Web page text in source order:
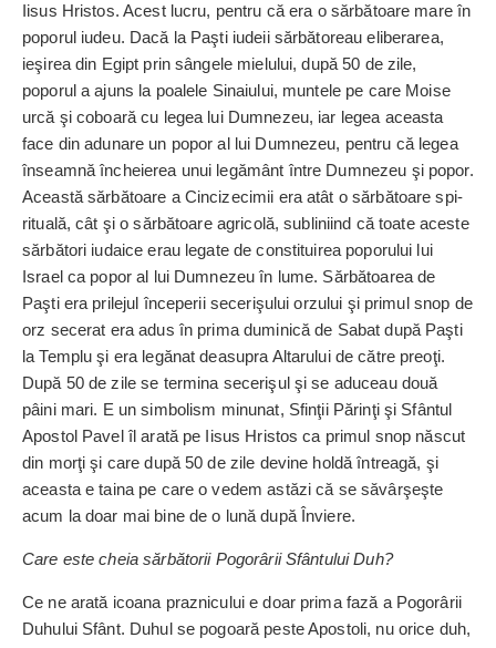
Iisus Hristos. Acest lucru, pentru că era o săr­bă­toare mare în
poporul iudeu. Dacă la Paşti iudeii sărbătoreau eliberarea,
ieşirea din Egipt prin sângele mielului, după 50 de zile,
poporul a ajuns la poalele Sinaiului, muntele pe care Moise
urcă şi coboară cu legea lui Dumnezeu, iar legea aceasta
face din adunare un popor al lui Dumnezeu, pentru că legea
înseamnă încheierea unui legă­mânt între Dum­nezeu şi popor.
Această săr­bă­toare a Cincizecimii era atât o sărbătoare spi­
rituală, cât şi o sărbătoare agri­colă, subliniind că toate aceste
sărbători iudaice erau legate de constituirea poporului lui
Israel ca popor al lui Dumnezeu în lume. Sărbătoarea de
Paşti era prilejul începerii secerişului orzului şi primul snop de
orz secerat era adus în prima dumi­nică de Sabat după Paşti
la Templu şi era legănat deasupra Altarului de către preoţi.
După 50 de zile se termina secerişul şi se aduceau două
pâini mari. E un simbolism minunat, Sfinţii Părinţi şi Sfântul
Apostol Pavel îl arată pe Iisus Hristos ca primul snop născut
din morţi şi care după 50 de zile devine holdă întreagă, şi
aceasta e taina pe care o vedem astăzi că se săvâr­şeşte
acum la doar mai bine de o lună după Înviere.
Care este cheia sărbătorii Pogorârii Sfântului Duh?
Ce ne arată icoana praznicului e doar prima fază a Pogorârii
Duhului Sfânt. Duhul se po­goară peste Apostoli, nu orice duh,